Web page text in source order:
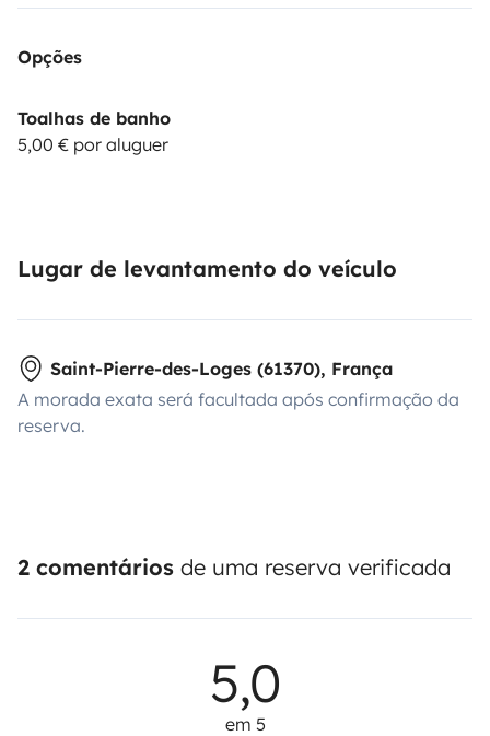
Opções
Toalhas de banho
5,00 € por aluguer
Lugar de levantamento do veículo
Saint-Pierre-des-Loges (61370), França
A morada exata será facultada após confirmação da
reserva.
2 comentários de uma reserva verificada
5,0
em 5